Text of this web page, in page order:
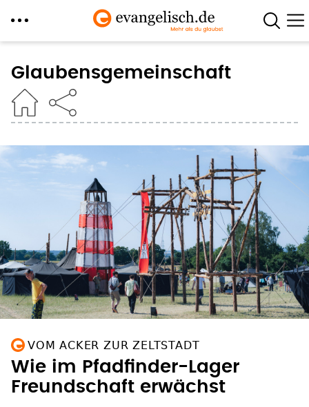
zum
Inhalt
Glaubensgemeinschaft
VOM ACKER ZUR ZELTSTADT
Wie im Pfadfinder-Lager
Freundschaft erwächst